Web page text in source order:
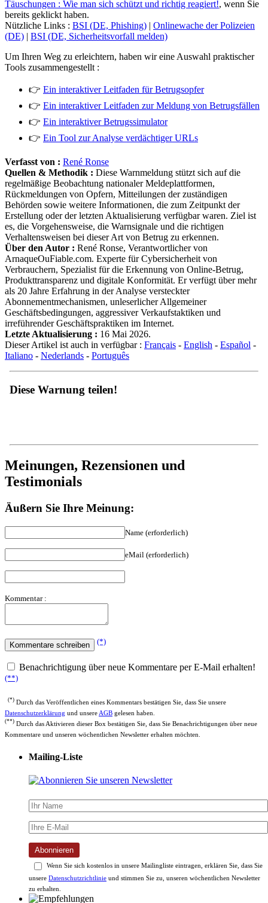
Täuschungen : Wie man sich schützt und richtig reagiert!, wenn Sie
bereits geklickt haben.
Nützliche Links : BSI (DE, Phishing) | Onlinewache der Polizeien
(DE) | BSI (DE, Sicherheitsvorfall melden)
Um Ihren Weg zu erleichtern, haben wir eine Auswahl praktischer
Tools zusammengestellt :
👉 Ein interaktiver Leitfaden für Betrugsopfer
👉 Ein interaktiver Leitfaden zur Meldung von Betrugsfällen
👉 Ein interaktiver Betrugssimulator
👉 Ein Tool zur Analyse verdächtiger URLs
Verfasst von : René Ronse
Quellen & Methodik : Diese Warnmeldung stützt sich auf die
regelmäßige Beobachtung nationaler Meldeplattformen,
Rückmeldungen von Opfern, Mitteilungen der zuständigen
Behörden sowie weitere Informationen, die zum Zeitpunkt der
Erstellung oder der letzten Aktualisierung verfügbar waren. Ziel ist
es, die Vorgehensweise, die Warnsignale und die richtigen
Verhaltensweisen bei dieser Art von Betrug zu erkennen.
Über den Autor : René Ronse, Verantwortlicher von
ArnaqueOuFiable.com. Experte für Cybersicherheit von
Verbrauchern, Spezialist für die Erkennung von Online-Betrug,
Produkttransparenz und digitale Konformität. Er verfügt über mehr
als 20 Jahre Erfahrung in der Analyse versteckter
Abonnementmechanismen, unleserlicher Allgemeiner
Geschäftsbedingungen, aggressiver Verkaufstaktiken und
irreführender Geschäftspraktiken im Internet.
Letzte Aktualisierung : 16 Mai 2026.
Dieser Artikel ist auch in verfügbar : Français - English - Español -
Italiano - Nederlands - Português
Diese Warnung teilen!
Meinungen, Rezensionen und
Testimonials
Äußern Sie Ihre Meinung:
Name (erforderlich)
eMail (erforderlich)
Kommentar :
(*)
Benachrichtigung über neue Kommentare per E-Mail erhalten!
(**)
(*) Durch das Veröffentlichen eines Kommentars bestätigen Sie, dass Sie unsere
Datenschutzerklärung und unsere AGB gelesen haben.
(**) Durch das Aktivieren dieser Box bestätigen Sie, dass Sie Benachrichtigungen über neue
Kommentare und unseren wöchentlichen Newsletter erhalten möchten.
Mailing-Liste
Abonnieren
Wenn Sie sich kostenlos in unsere Mailingliste eintragen, erklären Sie, dass Sie
unsere Datenschutzrichtlinie und stimmen Sie zu, unseren wöchentlichen Newsletter
zu erhalten.